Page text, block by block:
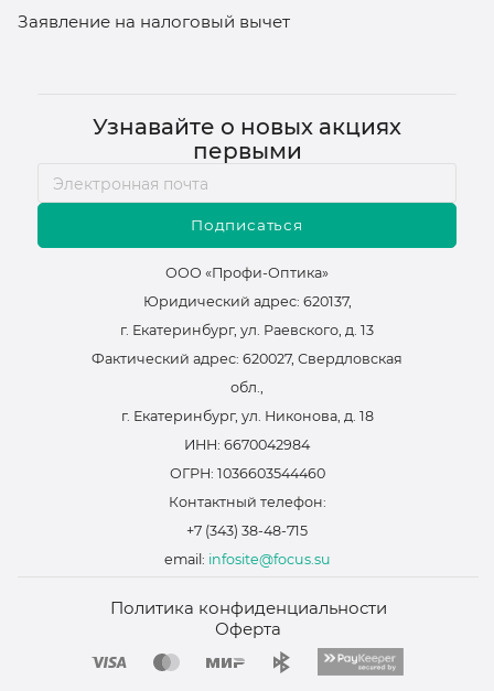
Заявление на налоговый вычет
Узнавайте о новых акциях
первыми
Подписаться
ООО «Профи-Оптика»
Юридический адрес: 620137,
г. Екатеринбург, ул. Раевского, д. 13
Фактический адрес: 620027, Свердловская
обл.,
г. Екатеринбург, ул. Никонова, д. 18
ИНН: 6670042984
ОГРН: 1036603544460
Контактный телефон:
+7 (343) 38-48-715
email: infosite@focus.su
Политика конфиденциальности
Оферта